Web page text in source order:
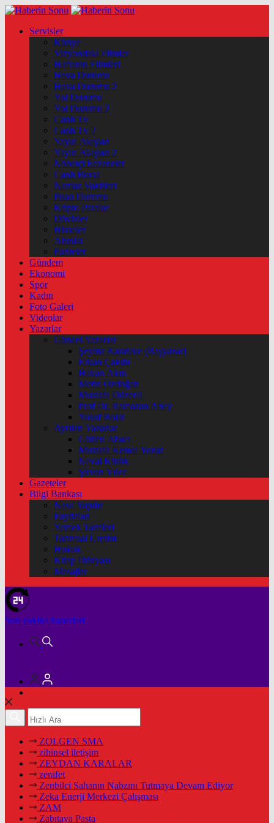
Servisler
Künye
Vizyondaki Filmler
Haftanin Filmleri
Hava Durumu
Hava Durumu 2
Yol Durumu
Yol Durumu 2
Canlı Tv
Canlı Tv 2
Yayın Akışları
Yayın Akışları 2
Nöbetçi Eczaneler
Canlı Borsa
Namaz Vakitleri
Puan Durumu
Kripto Paralar
Dövizler
Hisseler
Altınlar
Pariteler
Gündem
Ekonomi
Spor
Kadın
Foto Galeri
Videolar
Yazarlar
Güncel Yazarlar
Şeyma Karateke (Başyazar)
Erkan Çakıllı
Hakan Akın
Metin Özdoğan
Mustafa Düzenli
Prof Dr. Ramazan Abay
Yusuf Bolat
Ayrılan Yazarlar
Gülten Abacı
Mustafa Kemal Yonat
Neval Kütük
Şirvan Yüce
Gazeteler
Bilgi Bankası
Nasıl Yapılır
Faydaları
Yemek Tarifleri
Tarımsal Üretim
Hukuk
Kitap Dünyası
Mesajlar
Son dakika haberleri
ZOLGEN SMA
zihinsel iletişim
ZEYDAN KARALAR
zerafet
Zenbilci Sahanın Nabzını Tutmaya Devam Ediyor
Zeka Enerji Merkezi Çalışması
ZAM
Zabıtaya Pasta